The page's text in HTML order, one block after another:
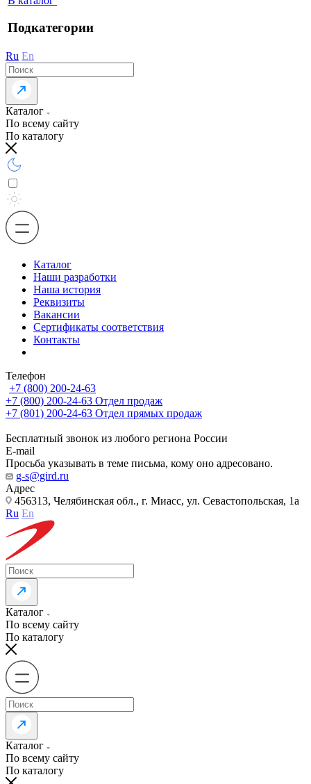
Подкатегории
Ru En
Каталог
По всему сайту
По каталогу
Каталог
Наши разработки
Наша история
Реквизиты
Вакансии
Сертификаты соответствия
Контакты
Телефон
+7 (800) 200-24-63
+7 (800) 200-24-63 Отдел продаж
+7 (801) 200-24-63 Отдел прямых продаж
Бесплатный звонок из любого региона России
E-mail
Просьба указывать в теме письма, кому оно адресовано.
g-s@gird.ru
Адрес
456313, Челябинская обл., г. Миасс, ул. Севастопольская, 1а
Ru En
Каталог
По всему сайту
По каталогу
Каталог
По всему сайту
По каталогу